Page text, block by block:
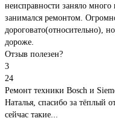
неисправности заняло
занимался ремонтом.
дороговато(относительно),
дороже.
Отзыв полезен?
3
24
Ремонт техники Bosch и
Наталья, спасибо за тёплый
сейчас такие...